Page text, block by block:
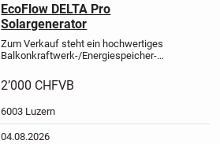
EcoFlow DELTA Pro
Solargenerator
Zum Verkauf steht ein hochwertiges
Balkonkraftwerk-/Energiespeicher-
Pro Powerstation (rollbar, ca. 3,6 kWh
Speicher)EcoFlow PowerStream
2’000 CHFVB
6003 Luzern
04.08.2026